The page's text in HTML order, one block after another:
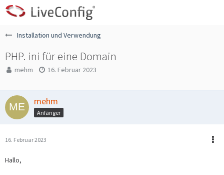
Installation und Verwendung
PHP. ini für eine Domain
mehm 16. Februar 2023
mehm
Anfänger
16. Februar 2023
Hallo,